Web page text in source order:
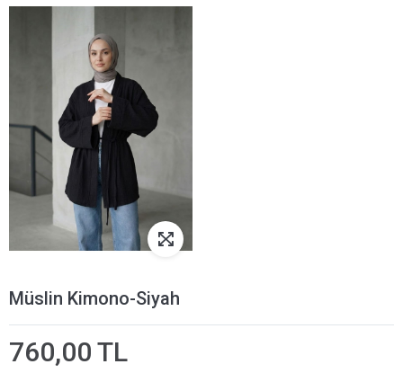
Müslin Kimono-Siyah
760,00 TL